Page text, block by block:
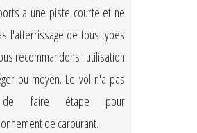
a une piste courte et ne
l'atterrissage de tous types
recommandons l'utilisation
ou moyen. Le vol n'a pas
de faire étape pour
de carburant.